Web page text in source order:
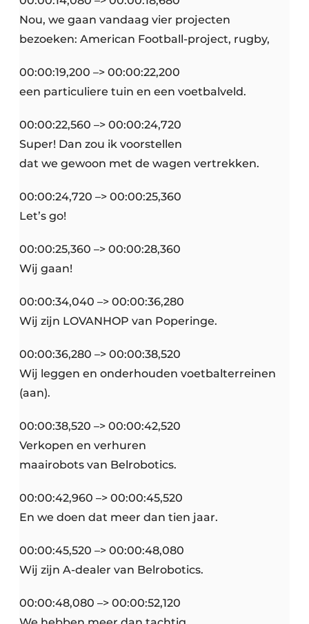
Nou, we gaan vandaag vier projecten
bezoeken: American Football-project, rugby,
00:00:19,200 –> 00:00:22,200
een particuliere tuin en een voetbalveld.
00:00:22,560 –> 00:00:24,720
Super! Dan zou ik voorstellen
dat we gewoon met de wagen vertrekken.
00:00:24,720 –> 00:00:25,360
Let’s go!
00:00:25,360 –> 00:00:28,360
Wij gaan!
00:00:34,040 –> 00:00:36,280
Wij zijn LOVANHOP van Poperinge.
00:00:36,280 –> 00:00:38,520
Wij leggen en onderhouden voetbalterreinen
(aan).
00:00:38,520 –> 00:00:42,520
Verkopen en verhuren
maairobots van Belrobotics.
00:00:42,960 –> 00:00:45,520
En we doen dat meer dan tien jaar.
00:00:45,520 –> 00:00:48,080
Wij zijn A-dealer van Belrobotics.
00:00:48,080 –> 00:00:52,120